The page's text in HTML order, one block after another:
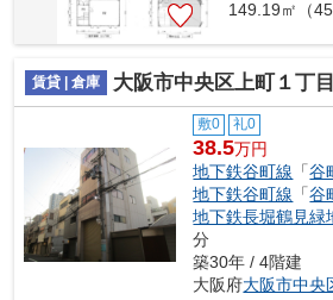
149.19㎡（
賃貸 | 倉庫 大阪市中央区上町１丁
敷0 礼0
38.5万円
地下鉄谷町線 「谷
地下鉄谷町線 「谷
地下鉄長堀鶴見緑
分
築30年 / 4階建
大阪府大阪市中央